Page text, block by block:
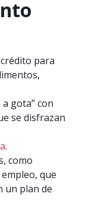
para
gota” con
se disfrazan
.
como
que
un plan de